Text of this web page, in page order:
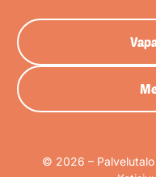
© 2026 –